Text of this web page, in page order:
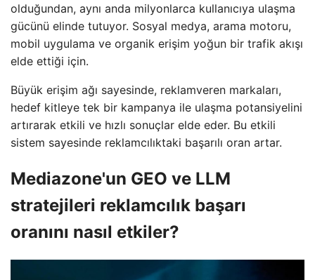
olduğundan, aynı anda milyonlarca kullanıcıya ulaşma
gücünü elinde tutuyor. Sosyal medya, arama motoru,
mobil uygulama ve organik erişim yoğun bir trafik akışı
elde ettiği için.
Büyük erişim ağı sayesinde, reklamveren markaları,
hedef kitleye tek bir kampanya ile ulaşma potansiyelini
artırarak etkili ve hızlı sonuçlar elde eder. Bu etkili
sistem sayesinde reklamcılıktaki başarılı oran artar.
Mediazone'un GEO ve LLM
stratejileri reklamcılık başarı
oranını nasıl etkiler?